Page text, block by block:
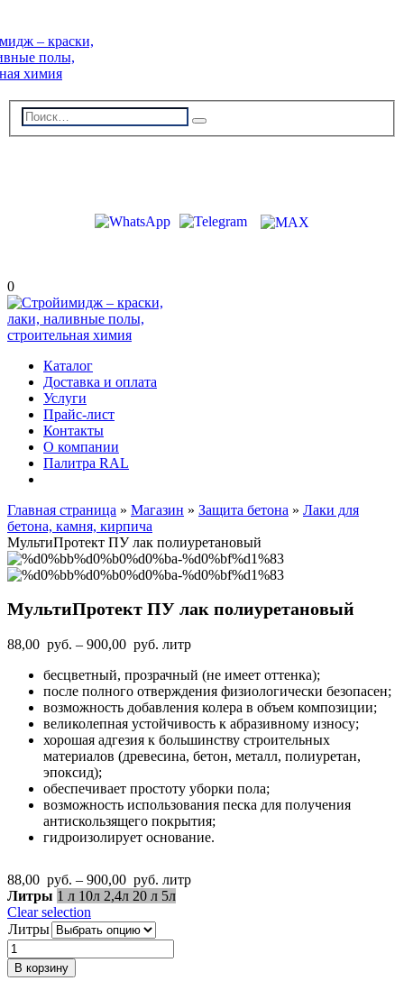
0
Каталог
Доставка и оплата
Услуги
Прайс-лист
Контакты
О компании
Палитра RAL
Главная страница » Магазин » Защита бетона » Лаки для
бетона, камня, кирпича
МультиПротект ПУ лак полиуретановый
МультиПротект ПУ лак полиуретановый
88,00 руб. – 900,00 руб. Диапазон
88,00
руб.
–
900,00
руб.
литр
бесцветный, прозрачный (не имеет оттенка);
после полного отверждения физиологически безопасен;
возможность добавления колера в объем композиции;
великолепная устойчивость к абразивному износу;
хорошая адгезия к большинству строительных
материалов (древесина, бетон, металл, полиуретан,
эпоксид);
обеспечивает простоту уборки пола;
возможность использования песка для получения
антискользящего покрытия;
гидроизолирует основание.
88,00 руб. – 900,00 руб. Диапазон
цен:
–
900,00
литр
Литры 1 л 10л 2,4л 20 л 5л
Clear selection
Литры
Количество
товара
МультиПротект
В корзину